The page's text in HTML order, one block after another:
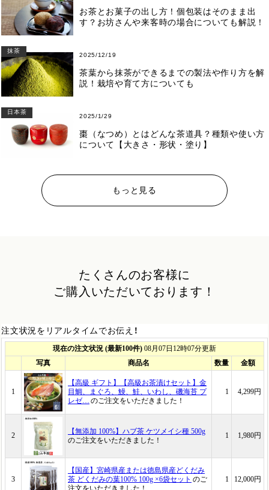
お茶とお菓子の出し方！個包装はそのまま出
す？お坊さんや来客時の場合についても解説！
抹茶
2025/12/19
茶葉から抹茶ができるまでの製法や作り方を解
説！栽培や育て方についても
日本茶
2025/1/29
棗（なつめ）とはどんな茶道具？種類や使い方
について【大きさ・形状・塗り】
もっと見る
たくさんのお客様に
ご購入いただいております！
注文状況をリアルタイムでお伝え！